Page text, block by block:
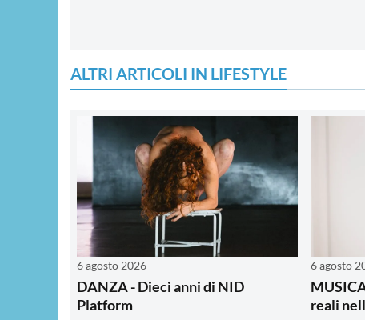
ALTRI ARTICOLI IN LIFESTYLE
6 agosto 2026
DANZA - Dieci anni di NID
Platform
6 agosto
reali